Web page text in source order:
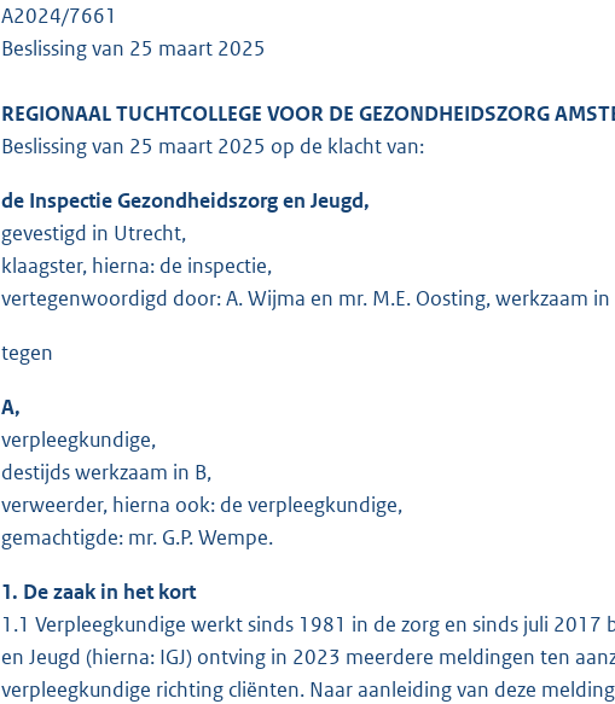
A2024/7661
Beslissing van 25 maart 2025
REGIONAAL TUCHTCOLLEGE VOOR DE GEZONDHEIDSZORG
Beslissing van 25 maart 2025 op de klacht van:
de Inspectie Gezondheidszorg en Jeugd,
gevestigd in Utrecht,
klaagster, hierna: de inspectie,
vertegenwoordigd door: A. Wijma en mr. M.E. Oosting, werkzaam
tegen
A,
verpleegkundige,
destijds werkzaam in B,
verweerder, hierna ook: de verpleegkundige,
gemachtigde: mr. G.P. Wempe.
1. De zaak in het kort
1.1 Verpleegkundige werkt sinds 1981 in de zorg en sinds juli 2017
en Jeugd (hierna: IGJ) ontving in 2023 meerdere meldingen ten
verpleegkundige richting cliënten. Naar aanleiding van deze